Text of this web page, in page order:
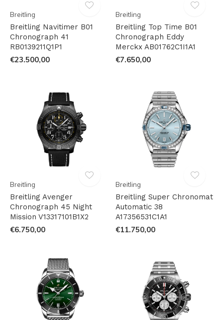
Breitling
Breitling Navitimer B01
Chronograph 41
RB0139211Q1P1
€23.500,00
Breitling
Breitling Top Time B01
Chronograph Eddy
Merckx AB01762C1I1A1
€7.650,00
Breitling
Breitling Avenger
Chronograph 45 Night
Mission V13317101B1X2
€6.750,00
Breitling
Breitling Super Chronomat
Automatic 38
A17356531C1A1
€11.750,00